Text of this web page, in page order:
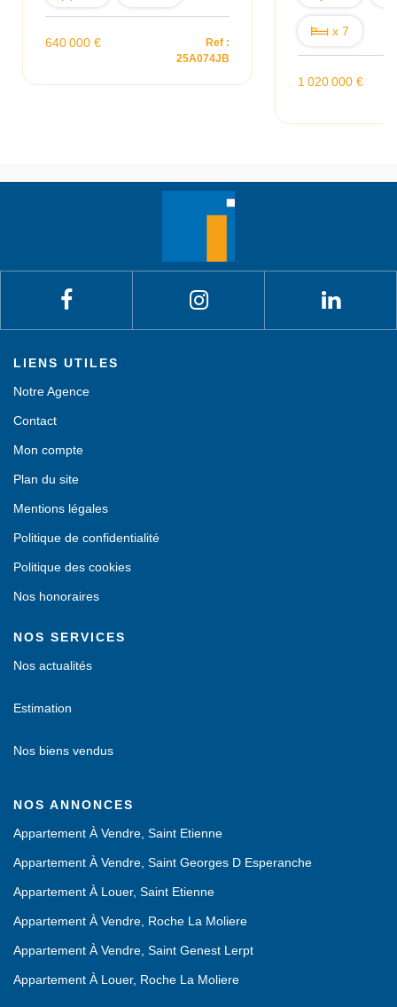
640 000 €
Ref :
25A074JB
x 7
1 020 000 €
LIENS UTILES
Notre Agence
Contact
Mon compte
Plan du site
Mentions légales
Politique de confidentialité
Politique des cookies
Nos honoraires
NOS SERVICES
Nos actualités
Estimation
Nos biens vendus
NOS ANNONCES
Appartement À Vendre, Saint Etienne
Appartement À Vendre, Saint Georges D Esperanche
Appartement À Louer, Saint Etienne
Appartement À Vendre, Roche La Moliere
Appartement À Vendre, Saint Genest Lerpt
Appartement À Louer, Roche La Moliere